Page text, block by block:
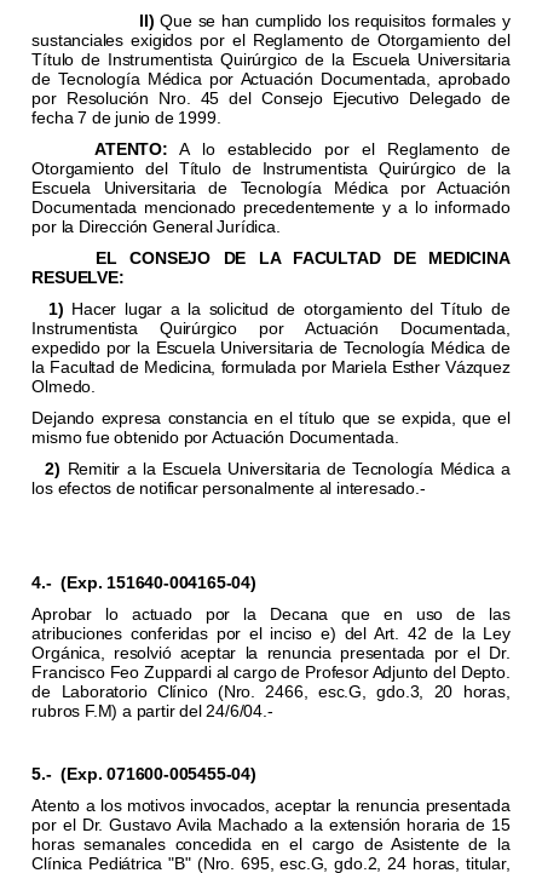
II) Que se han cumplido los requisitos formales y
sustanciales exigidos por el Reglamento de Otorgamiento del
Título de Instrumentista Quirúrgico de la Escuela Universitaria
de Tecnología Médica por Actuación Documentada, aprobado
por Resolución Nro. 45 del Consejo Ejecutivo Delegado de
fecha 7 de junio de 1999.
ATENTO: A lo establecido por el Reglamento de
Otorgamiento del Título de Instrumentista Quirúrgico de la
Escuela Universitaria de Tecnología Médica por Actuación
Documentada mencionado precedentemente y a lo informado
por la Dirección General Jurídica.
EL CONSEJO DE LA FACULTAD DE MEDICINA
RESUELVE:
1) Hacer lugar a la solicitud de otorgamiento del Título de
Instrumentista Quirúrgico por Actuación Documentada,
expedido por la Escuela Universitaria de Tecnología Médica de
la Facultad de Medicina, formulada por Mariela Esther Vázquez
Olmedo.
Dejando expresa constancia en el título que se expida, que el
mismo fue obtenido por Actuación Documentada.
2) Remitir a la Escuela Universitaria de Tecnología Médica a
los efectos de notificar personalmente al interesado.-
4.- (Exp. 151640-004165-04)
Aprobar lo actuado por la Decana que en uso de las
atribuciones conferidas por el inciso e) del Art. 42 de la Ley
Orgánica, resolvió aceptar la renuncia presentada por el Dr.
Francisco Feo Zuppardi al cargo de Profesor Adjunto del Depto.
de Laboratorio Clínico (Nro. 2466, esc.G, gdo.3, 20 horas,
rubros F.M) a partir del 24/6/04.-
5.- (Exp. 071600-005455-04)
Atento a los motivos invocados, aceptar la renuncia presentada
por el Dr. Gustavo Avila Machado a la extensión horaria de 15
horas semanales concedida en el cargo de Asistente de la
Clínica Pediátrica "B" (Nro. 695, esc.G, gdo.2, 24 horas, titular,